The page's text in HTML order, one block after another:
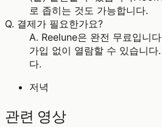
로 좁히는 것도 가능합니다.
Q. 결제가 필요한가요?
A. Reelune은 완전 무료입니
가입 없이 열람할 수 있습니
다.
저녁
관련 영상